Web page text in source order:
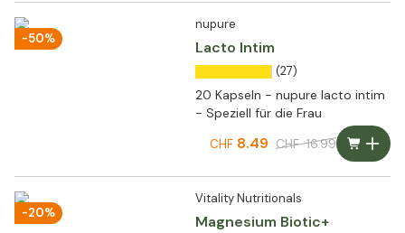
-50%
nupure
Lacto Intim
(27)
20 Kapseln - nupure lacto intim
- Speziell für die Frau
CHF8.49 CHF 16.99
-20%
Vitality Nutritionals
Magnesium Biotic+